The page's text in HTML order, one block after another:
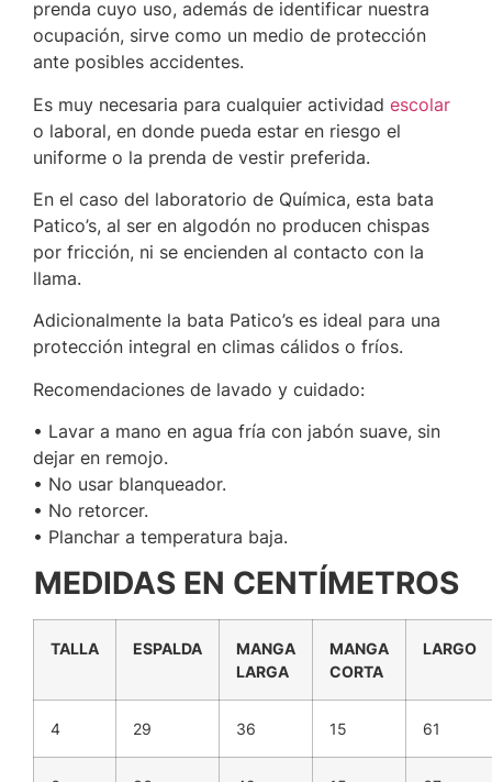
prenda cuyo uso, además de identificar nuestra
ocupación, sirve como un medio de protección
ante posibles accidentes.
Es muy necesaria para cualquier actividad escolar
o laboral, en donde pueda estar en riesgo el
uniforme o la prenda de vestir preferida.
En el caso del laboratorio de Química, esta bata
Patico’s, al ser en algodón no producen chispas
por fricción, ni se encienden al contacto con la
llama.
Adicionalmente la bata Patico’s es ideal para una
protección integral en climas cálidos o fríos.
Recomendaciones de lavado y cuidado:
• Lavar a mano en agua fría con jabón suave, sin
dejar en remojo.
• No usar blanqueador.
• No retorcer.
• Planchar a temperatura baja.
MEDIDAS EN CENTÍMETROS
TALLA ESPALDA
MANGA
LARGA
MANGA
CORTA
LARGO
4 29 36 15 61